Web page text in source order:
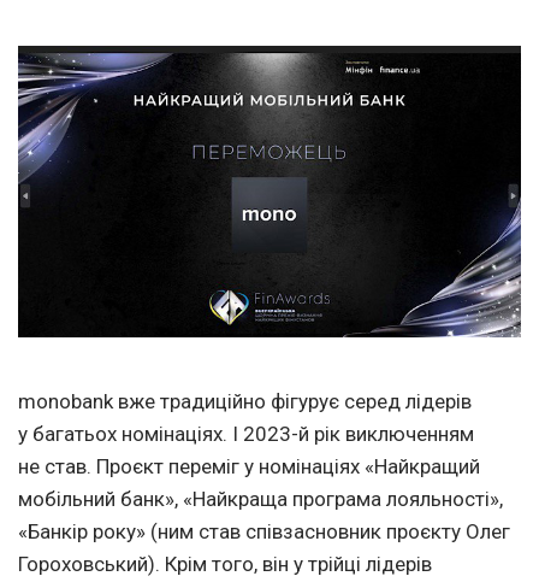
monobank вже традиційно фігурує серед лідерів
у багатьох номінаціях. І 2023-й рік виключенням
не став. Проєкт переміг у номінаціях «Найкращий
мобільний банк», «Найкраща програма лояльності»,
«Банкір року» (ним став співзасновник проєкту Олег
Гороховський). Крім того, він у трійці лідерів